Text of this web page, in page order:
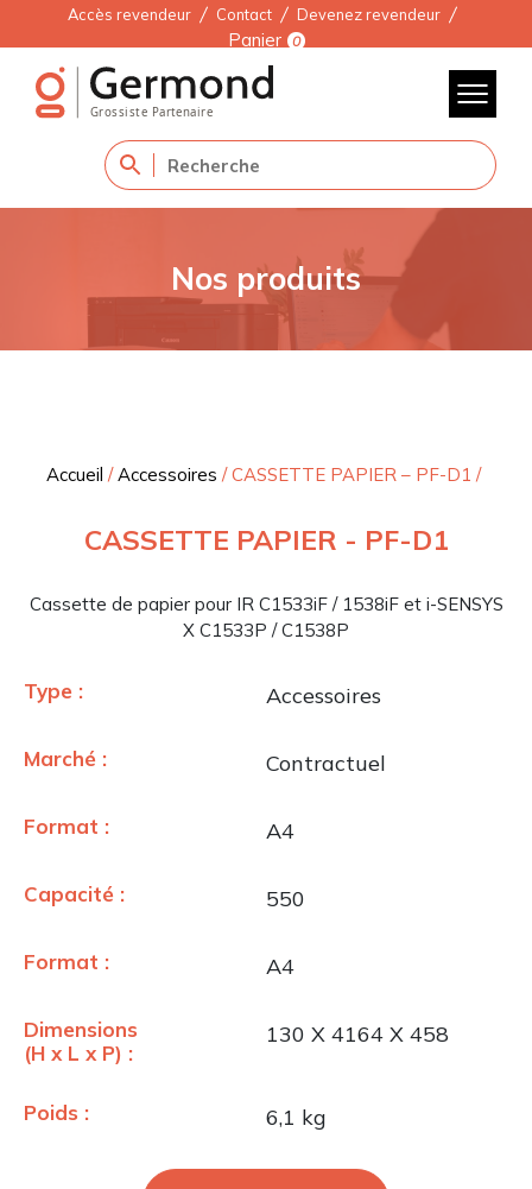
Accès revendeur Contact Devenez revendeur
Panier 0
Nos produits
Accueil /Accessoires /CASSETTE PAPIER – PF-D1 /
CASSETTE PAPIER - PF-D1
Cassette de papier pour IR C1533iF / 1538iF et i-SENSYS
X C1533P / C1538P
Type : Accessoires
Marché : Contractuel
Format : A4
Capacité : 550
Format : A4
Dimensions
(H x L x P) :
130 X 4164 X 458
Poids : 6,1 kg